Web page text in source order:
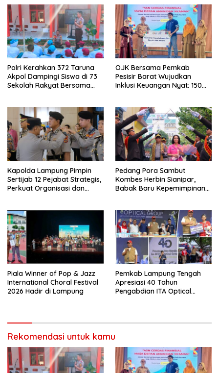
Polri Kerahkan 372 Taruna
Akpol Dampingi Siswa di 73
Sekolah Rakyat Bersama
OJK Bersama Pemkab
Pesisir Barat Wujudkan
Inklusi Keuangan Nyat: 150
Kapolda Lampung Pimpin
Sertijab 12 Pejabat Strategis,
Perkuat Organisasi dan
Pedang Pora Sambut
Kombes Herbin Sianipar,
Babak Baru Kepemimpinan
Piala Winner of Pop & Jazz
International Choral Festival
2026 Hadir di Lampung
Pemkab Lampung Tengah
Apresiasi 40 Tahun
Pengabdian ITA Optical
Rekomendasi untuk kamu